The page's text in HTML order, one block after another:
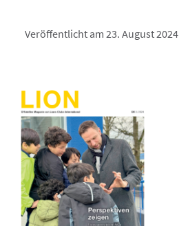
Veröffentlicht am 23. August 2024